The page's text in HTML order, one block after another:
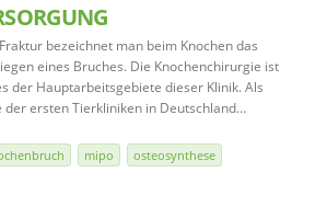
bezeichnet man beim Knochen das
eines Bruches. Die Knochenchirurgie ist
der Hauptarbeitsgebiete dieser Klinik. Als
der ersten Tierkliniken in Deutschland…
mipo
osteosynthese